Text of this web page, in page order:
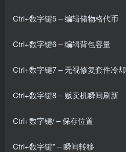
Ctrl+数字键5 – 编辑储物格代币
Ctrl+数字键6 – 编辑背包容量
Ctrl+数字键7 – 无视修复套件冷却
Ctrl+数字键8 – 贩卖机瞬间刷新
Ctrl+数字键/ – 保存位置
Ctrl+数字键* – 瞬间转移